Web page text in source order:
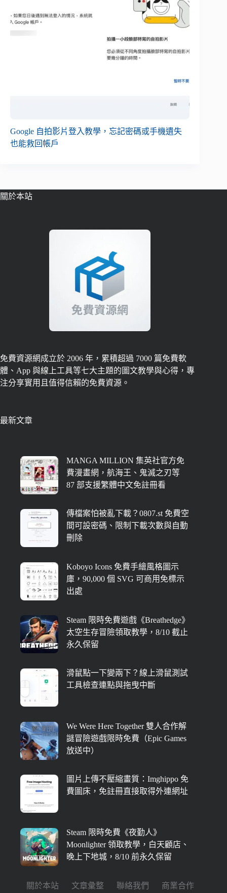
Google 自拍影片登入教學，忘記密碼或手機遺失
也能救回帳戶
關於本站
免費資源網成立於 2006 年，累積超過 7000 篇免費軟
體、App 與線上工具等七大主題的圖文教學與心得，專
注分享實用且值得信賴的免費資源。
最新文章
MANGA MILLION 集英社官方免
費漫畫網，航海王、鬼滅之刃等
87 部支援繁體中文免註冊看
傳檔案怕被亂下載？0807.st 免費空
間可設密碼、限制下載次數與自動
刪除
Koboyo Icons 免費手繪風格圖示
庫，90,000 個 SVG 可商用免標示
出處
Steam 限時免費遊戲《Breathedge》
太空生存冒險領取教學，8/10 截止
永久保留
滑鼠點一下變兩下？線上滑鼠測試
工具檢查連點與拖曳中斷
We Were Here Together 雙人合作解
謎冒險遊戲限時免費（Epic Games
放送中）
圖片上傳不壓縮畫質：Imghippo 免
費圖床，免註冊直接取得外連網址
Steam 限時免費《夜勤人》
Moonlighter 領取教學，白天顧店、
晚上下地城，8/10 前永久保留
關於本站 文章彙整 聯絡我們 商業合作